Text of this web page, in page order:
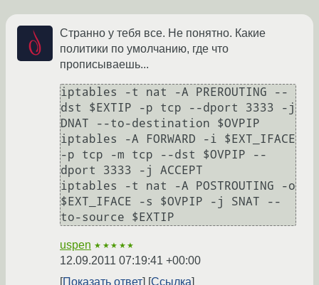
Странно у тебя все. Не понятно. Какие
политики по умолчанию, где что
прописываешь...
iptables -t nat -A PREROUTING --
dst $EXTIP -p tcp --dport 3333 -j
DNAT --to-destination $OVPIP
iptables -A FORWARD -i $EXT_IFACE
-p tcp -m tcp --dst $OVPIP --
dport 3333 -j ACCEPT
iptables -t nat -A POSTROUTING -o
$EXT_IFACE -s $OVPIP -j SNAT --
uspen ★★★★★
12.09.2011 07:19:41 +00:00
Показать ответ
Ссылка